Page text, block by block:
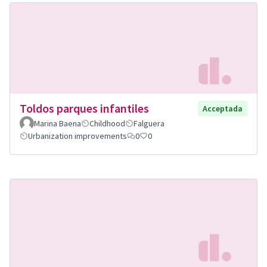
Toldos parques infantiles
Acceptada
Marina Baena
Childhood
Falguera
Urbanization improvements
0 0